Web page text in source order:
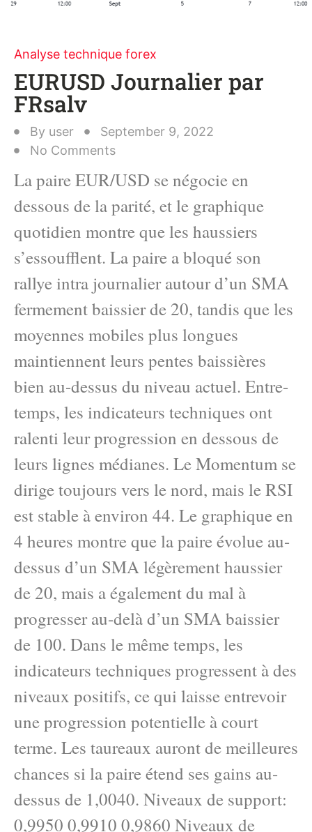
Analyse technique forex
EURUSD Journalier par
FRsalv
By user
September 9, 2022
No Comments
La paire EUR/USD se négocie en
dessous de la parité, et le graphique
quotidien montre que les haussiers
s’essoufflent. La paire a bloqué son
rallye intra journalier autour d’un SMA
fermement baissier de 20, tandis que les
moyennes mobiles plus longues
maintiennent leurs pentes baissières
bien au-dessus du niveau actuel. Entre-
temps, les indicateurs techniques ont
ralenti leur progression en dessous de
leurs lignes médianes. Le Momentum se
dirige toujours vers le nord, mais le RSI
est stable à environ 44. Le graphique en
4 heures montre que la paire évolue au-
dessus d’un SMA légèrement haussier
de 20, mais a également du mal à
progresser au-delà d’un SMA baissier
de 100. Dans le même temps, les
indicateurs techniques progressent à des
niveaux positifs, ce qui laisse entrevoir
une progression potentielle à court
terme. Les taureaux auront de meilleures
chances si la paire étend ses gains au-
dessus de 1,0040. Niveaux de support:
0,9950 0,9910 0,9860 Niveaux de